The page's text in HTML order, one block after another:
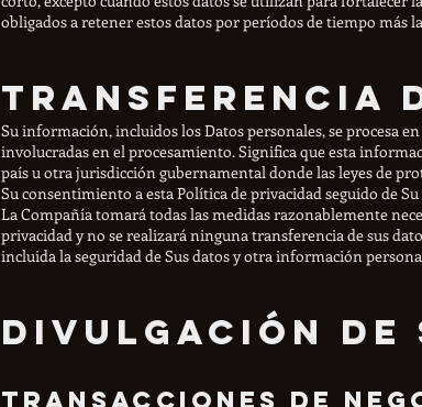
obligados a retener estos datos por períodos de tiempo más
Transferencia
Su información, incluidos los Datos personales, se procesa
involucradas en el procesamiento. Significa que esta
país u otra jurisdicción gubernamental donde las leyes de
Su consentimiento a esta Política de privacidad seguido de
La Compañía tomará todas las medidas razonablemente
privacidad y no se realizará ninguna transferencia de sus
incluida la seguridad de Sus datos y otra información
Divulgación de
Transacciones de